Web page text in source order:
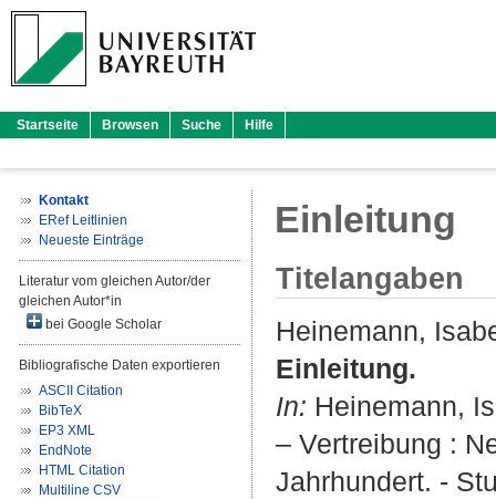
Startseite Browsen Suche Hilfe
Kontakt
ERef Leitlinien
Neueste Einträge
Literatur vom gleichen Autor/der
gleichen Autor*in
bei Google Scholar
Bibliografische Daten exportieren
ASCII Citation
BibTeX
EP3 XML
EndNote
HTML Citation
Multiline CSV
Einleitung
Titelangaben
Heinemann,
Einleitung.
In: Heinemann,
– Vertreibung :
Jahrhundert. -